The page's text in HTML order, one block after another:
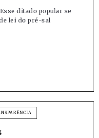
ditado popular se
lei do pré-sal